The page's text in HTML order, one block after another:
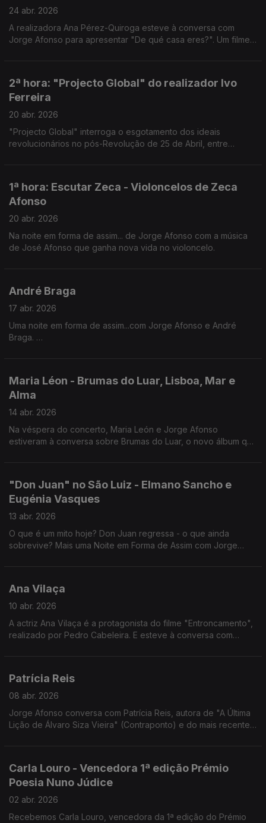
24 abr. 2026
A realizadora Ana Pérez-Quiroga esteve à conversa com
Jorge Afonso para apresentar "De qué casa eres?". Um filme
2ª hora: "Projecto Global" do realizador Ivo
Ferreira
20 abr. 2026
"Projecto Global" interroga o esgotamento dos ideais
revolucionários no pós-Revolução de 25 de Abril, entre
1ª hora: Escutar Zeca - Violoncelos de Zeca
Afonso
20 abr. 2026
Na noite em forma de assim... de Jorge Afonso com a música
de José Afonso que ganha nova vida no violoncelo.
André Braga
17 abr. 2026
Uma noite em forma de assim...com Jorge Afonso e André
Braga.
Maria Léon - Brumas do Luar, Lisboa, Mar e
Alma
14 abr. 2026
Na véspera do concerto, Maria León e Jorge Afonso
estiveram à conversa sobre Brumas do Luar, o novo álbum que
"Don Juan" no São Luiz - Elmano Sancho e
Eugénia Vasques
13 abr. 2026
O que é um mito hoje? Don Juan regressa - o que ainda
sobrevive? Mais uma Noite em Forma de Assim com Jorge
Ana Vilaça
10 abr. 2026
A actriz Ana Vilaça é a protagonista do filme "Entroncamento",
realizado por Pedro Cabeleira. E esteve à conversa com
Patrícia Reis
08 abr. 2026
Jorge Afonso conversa com Patrícia Reis, autora de "A Última
Lição de Álvaro Siza Vieira" (Contraponto) e do mais recente
Carla Louro - Vencedora 1ª edição Prémio
Poesia Nuno Júdice
02 abr. 2026
Recebemos Carla Louro, vencedora da 1ª edição do Prémio